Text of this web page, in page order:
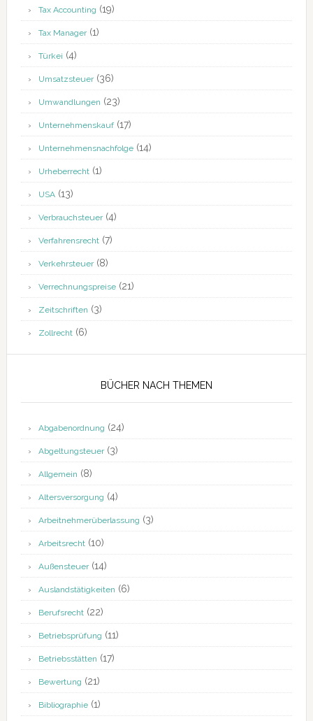
Tax Accounting (19)
Tax Manager(1)
Türkei (4)
Umsatzsteuer(36)
Umwandlungen (23)
Unternehmenskauf(17)
Unternehmensnachfolge(14)
Urheberrecht(1)
USA(13)
Verbrauchsteuer(4)
Verfahrensrecht(7)
Verkehrsteuer(8)
Verrechnungspreise(21)
Zeitschriften (3)
Zollrecht(6)
BÜCHER NACH THEMEN
Abgabenordnung (24)
Abgeltungsteuer(3)
Allgemein (8)
Altersversorgung (4)
Arbeitnehmerüberlassung (3)
Arbeitsrecht(10)
Außensteuer(14)
Auslandstätigkeiten (6)
Berufsrecht(22)
Betriebsprüfung (11)
Betriebsstätten (17)
Bewertung (21)
Bibliographie(1)